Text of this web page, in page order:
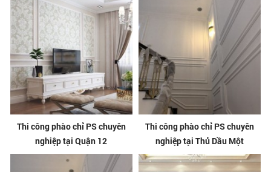
Thi công phào chỉ PS chuyên
nghiệp tại Quận 12
Thi công phào chỉ PS chuyên
nghiệp tại Thủ Dầu Một